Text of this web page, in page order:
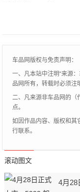
车品网版权与免责声明：
一、凡本站中注明“来源
品网所有，转载时必须注
二、凡来源非车品网的（
点。
如因作品内容、版权和其
行联系。
滚动图文
4月28